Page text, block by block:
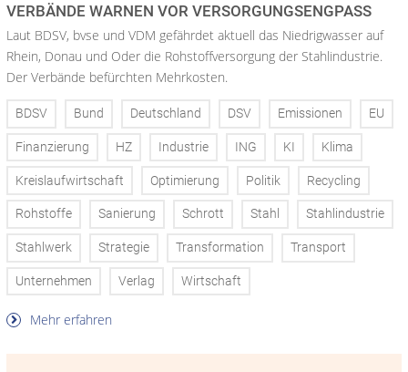
VERBÄNDE WARNEN VOR VERSORGUNGSENGPASS
Laut BDSV, bvse und VDM gefährdet aktuell das Niedrigwasser auf
Rhein, Donau und Oder die Rohstoffversorgung der Stahlindustrie.
Der Verbände befürchten Mehrkosten.
BDSV Bund Deutschland DSV Emissionen EU
Finanzierung HZ Industrie ING KI Klima
Kreislaufwirtschaft Optimierung Politik Recycling
Rohstoffe Sanierung Schrott Stahl Stahlindustrie
Stahlwerk Strategie Transformation Transport
Unternehmen Verlag Wirtschaft
Mehr erfahren